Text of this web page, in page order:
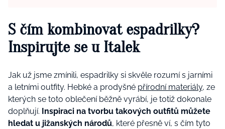
S čím kombinovat espadrilky?
Inspirujte se u Italek
Jak už jsme zmínili, espadrilky si skvěle rozumí s jarními
a letními outfity. Hebké a prodyšné přírodní materiály, ze
kterých se toto oblečení běžně vyrábí, je totiž dokonale
doplňují. Inspiraci na tvorbu takových outfitů můžete
hledat u jižanských národů, které přesně ví, s čím tyto